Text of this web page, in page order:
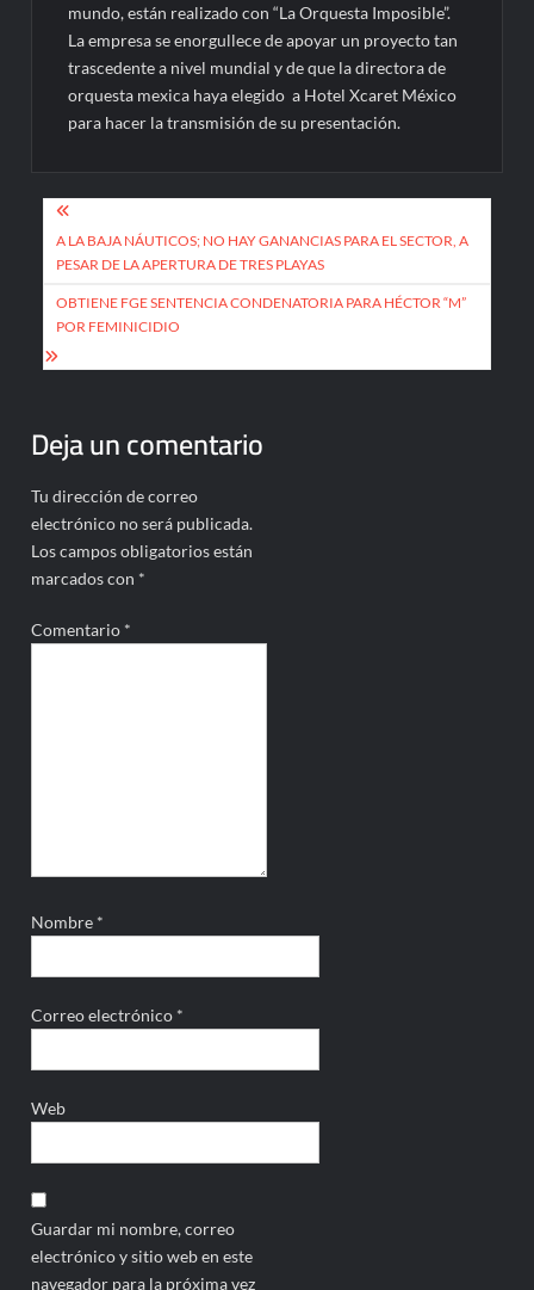
mundo, están realizado con “La Orquesta Imposible”.
La empresa se enorgullece de apoyar un proyecto tan
trascedente a nivel mundial y de que la directora de
orquesta mexica haya elegido a Hotel Xcaret México
para hacer la transmisión de su presentación.
Navegación
de
entradas
A LA BAJA NÁUTICOS; NO HAY GANANCIAS PARA EL SECTOR, A
PESAR DE LA APERTURA DE TRES PLAYAS
OBTIENE FGE SENTENCIA CONDENATORIA PARA HÉCTOR “M”
POR FEMINICIDIO
Deja un comentario
Tu dirección de correo
electrónico no será publicada.
Los campos obligatorios están
marcados con *
Comentario *
Nombre *
Correo electrónico *
Web
Guardar mi nombre, correo
electrónico y sitio web en este
navegador para la próxima vez